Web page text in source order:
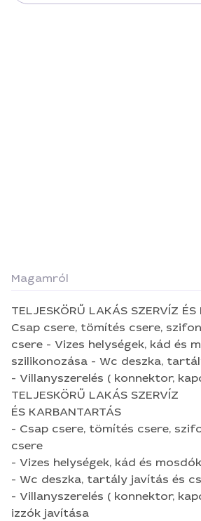
Magamról
TELJESKÖRŰ LAKÁS SZERVÍZ ÉS
Csap csere, tömítés csere,
csere - Vizes helységek, kád és
szilikonozása - Wc deszka,
- Villanyszerelés ( konnektor,
izzók javítása és cseréje - Konyhai munkalap
cseréje - Beltéri ajtók cseréje -
Nyílaszárók beállítása - Bútor
Bútorok összeszerelése
elszállítása, hulladék szállítása, - Festés, mázolás, -
Parketta csiszolas, új lerakás - Háztartási gépek
vásárlása ,házhozszállítása és
elszállítása.(hűtő, mosogatógép,
TELJESKÖRŰ LAKÁS SZERVÍZ
ÉS KARBANTARTÁS
- Csap csere, tömítés csere,
csere
- Vizes helységek, kád és
- Wc deszka, tartály javítás és
- Villanyszerelés ( konnektor,
izzók javítása